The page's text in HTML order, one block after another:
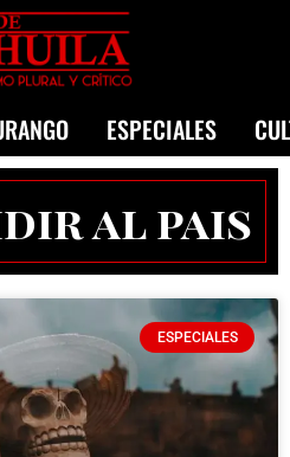
ESPECIALES
al pais
ESPECIALES